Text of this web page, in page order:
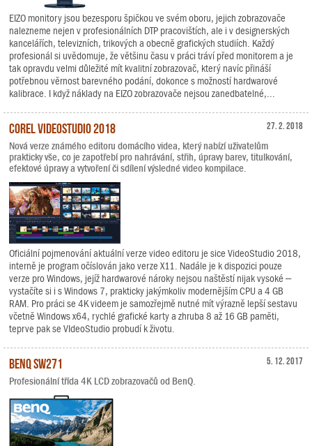
EIZO monitory jsou bezesporu špičkou ve svém oboru, jejich zobrazovače
nalezneme nejen v profesionálních DTP pracovištích, ale i v designerských
kancelářích, televizních, trikových a obecně grafických studiích. Každý
profesionál si uvědomuje, že většinu času v práci tráví před monitorem a je
tak opravdu velmi důležité mít kvalitní zobrazovač, který navíc přináší
potřebnou věrnost barevného podání, dokonce s možností hardwarové
kalibrace. I když náklady na EIZO zobrazovače nejsou zanedbatelné,...
27. 2. 2018
Corel VideoStudio 2018
Nová verze známého editoru domácího videa, který nabízí uživatelům
prakticky vše, co je zapotřebí pro nahrávání, střih, úpravy barev, titulkování,
efektové úpravy a vytvoření či sdílení výsledné video kompilace.
Oficiální pojmenování aktuální verze video editoru je sice VideoStudio 2018,
interně je program očíslován jako verze X11. Nadále je k dispozici pouze
verze pro Windows, jejíž hardwarové nároky nejsou naštěstí nijak vysoké –
vystačíte si i s Windows 7, prakticky jakýmkoliv modernějším CPU a 4 GB
RAM. Pro práci se 4K videem je samozřejmě nutné mít výrazně lepší sestavu
včetně Windows x64, rychlé grafické karty a zhruba 8 až 16 GB paměti,
teprve pak se VIdeoStudio probudí k životu.
5. 12. 2017
BenQ SW271
Profesionální třída 4K LCD zobrazovačů od BenQ.